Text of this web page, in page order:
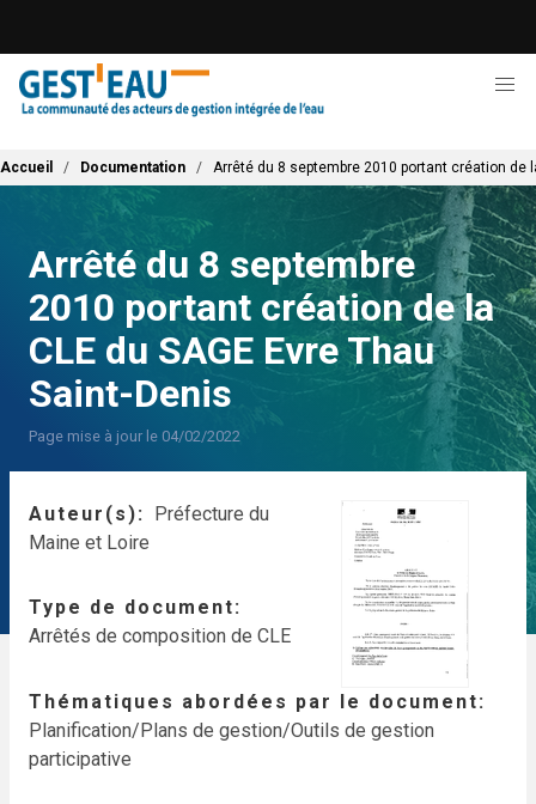
contenu
principal
Fil d'Ariane
Accueil Documentation Arrêté du 8 septembre 2010 portant création de
Arrêté du 8 septembre
2010 portant création de la
CLE du SAGE Evre Thau
Saint-Denis
Page mise à jour le 04/02/2022
Auteur(s)
Préfecture du
Maine et Loire
Type de document
Arrêtés de composition de CLE
Thématiques abordées par le document
Planification/Plans de gestion/Outils de gestion
participative